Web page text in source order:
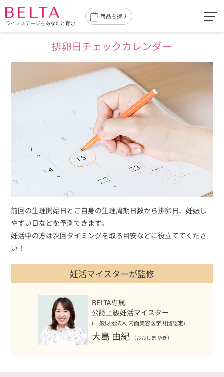
ライフステージをあなたと育む
商品を探す
排卵日チェックカレンダー
前回の生理開始日とご自身の生理周期日数から排卵日、妊娠し
やすい日などを予測できます。
妊活中の方は次回タイミングを取る目安などに役立ててくださ
い！
妊活マイスターが監修
BELTA専属
公認上級妊活マイスター
(一般財団法人 内面美容医学財団認定)
大島 由紀 （おおしま ゆき）